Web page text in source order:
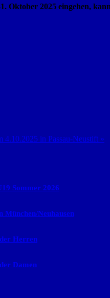
Oktober 2025 eingehen,
in Passau-Neustift »
Sommer 2026
München/Neuhausen
Herren
Damen